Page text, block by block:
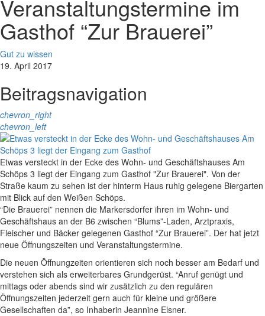
Veranstaltungstermine im
Gasthof “Zur Brauerei”
Gut zu wissen
19. April 2017
Beitragsnavigation
chevron_right
chevron_left
Etwas versteckt in der Ecke des Wohn- und Geschäftshauses Am
Schöps 3 liegt der Eingang zum Gasthof "Zur Brauerei". Von der
Straße kaum zu sehen ist der hinterm Haus ruhig gelegene Biergarten
mit Blick auf den Weißen Schöps.
“Die Brauerei” nennen die Markersdorfer ihren im Wohn- und
Geschäftshaus an der B6 zwischen “Blums”-Laden, Arztpraxis,
Fleischer und Bäcker gelegenen Gasthof “Zur Brauerei”. Der hat jetzt
neue Öffnungszeiten und Veranstaltungstermine.
Die neuen Öffnungzeiten orientieren sich noch besser am Bedarf und
verstehen sich als erweiterbares Grundgerüst. “Anruf genügt und
mittags oder abends sind wir zusätzlich zu den regulären
Öffnungszeiten jederzeit gern auch für kleine und größere
Gesellschaften da”, so Inhaberin Jeannine Elsner.